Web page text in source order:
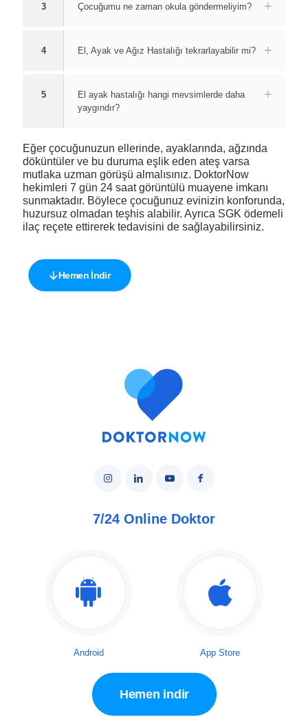
3 Çocuğumu ne zaman okula göndermeliyim?
4 El, Ayak ve Ağız Hastalığı tekrarlayabilir mi?
5
El ayak hastalığı hangi mevsimlerde daha
yaygındır?
Eğer çocuğunuzun ellerinde, ayaklarında, ağzında
döküntüler ve bu duruma eşlik eden ateş varsa
mutlaka uzman görüşü almalısınız. DoktorNow
hekimleri 7 gün 24 saat görüntülü muayene imkanı
sunmaktadır. Böylece çocuğunuz evinizin konforunda,
huzursuz olmadan teşhis alabilir. Ayrıca SGK ödemeli
ilaç reçete ettirerek tedavisini de sağlayabilirsiniz.
Hemen İndir
7/24 Online Doktor
Android App Store
Hemen indir